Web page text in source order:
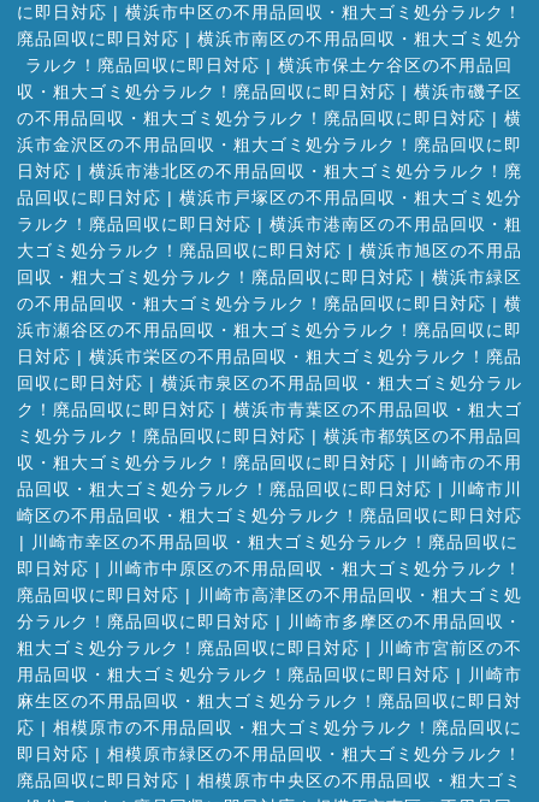
に即日対応 | 横浜市中区の不用品回収・粗大ゴミ処分ラルク！
廃品回収に即日対応 | 横浜市南区の不用品回収・粗大ゴミ処分
ラルク！廃品回収に即日対応 | 横浜市保土ケ谷区の不用品回
収・粗大ゴミ処分ラルク！廃品回収に即日対応 | 横浜市磯子区
の不用品回収・粗大ゴミ処分ラルク！廃品回収に即日対応 | 横
浜市金沢区の不用品回収・粗大ゴミ処分ラルク！廃品回収に即
日対応 | 横浜市港北区の不用品回収・粗大ゴミ処分ラルク！廃
品回収に即日対応 | 横浜市戸塚区の不用品回収・粗大ゴミ処分
ラルク！廃品回収に即日対応 | 横浜市港南区の不用品回収・粗
大ゴミ処分ラルク！廃品回収に即日対応 | 横浜市旭区の不用品
回収・粗大ゴミ処分ラルク！廃品回収に即日対応 | 横浜市緑区
の不用品回収・粗大ゴミ処分ラルク！廃品回収に即日対応 | 横
浜市瀬谷区の不用品回収・粗大ゴミ処分ラルク！廃品回収に即
日対応 | 横浜市栄区の不用品回収・粗大ゴミ処分ラルク！廃品
回収に即日対応 | 横浜市泉区の不用品回収・粗大ゴミ処分ラル
ク！廃品回収に即日対応 | 横浜市青葉区の不用品回収・粗大ゴ
ミ処分ラルク！廃品回収に即日対応 | 横浜市都筑区の不用品回
収・粗大ゴミ処分ラルク！廃品回収に即日対応 |
川崎市の不用
品回収・粗大ゴミ処分ラルク！廃品回収に即日対応 |
川崎市川
崎区の不用品回収・粗大ゴミ処分ラルク！廃品回収に即日対応
|
川崎市幸区の不用品回収・粗大ゴミ処分ラルク！廃品回収に
即日対応 |
川崎市中原区の不用品回収・粗大ゴミ処分ラルク！
廃品回収に即日対応 |
川崎市高津区の不用品回収・粗大ゴミ処
分ラルク！廃品回収に即日対応 |
川崎市多摩区の不用品回収・
粗大ゴミ処分ラルク！廃品回収に即日対応 |
川崎市宮前区の不
用品回収・粗大ゴミ処分ラルク！廃品回収に即日対応 |
川崎市
麻生区の不用品回収・粗大ゴミ処分ラルク！廃品回収に即日対
応 | 相模原市の不用品回収・粗大ゴミ処分ラルク！廃品回収に
即日対応 | 相模原市緑区の不用品回収・粗大ゴミ処分ラルク！
廃品回収に即日対応 | 相模原市中央区の不用品回収・粗大ゴミ